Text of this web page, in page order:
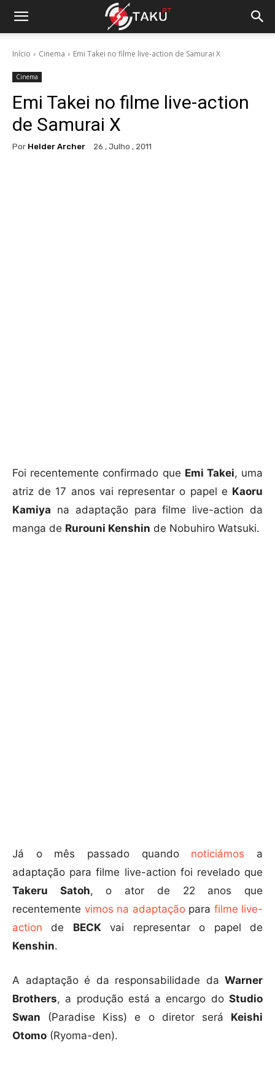
Início Cinema Emi Takei no filme live-action de Samurai X
Cinema
Emi Takei no filme live-action
de Samurai X
Por Helder Archer 26 , Julho , 2011
Foi recentemente confirmado que Emi Takei, uma
atriz de 17 anos vai representar o papel e Kaoru
Kamiya na adaptação para filme live-action da
manga de Rurouni Kenshin de Nobuhiro Watsuki.
Já o mês passado quando noticiámos a
adaptação para filme live-action foi revelado que
Takeru Satoh, o ator de 22 anos que
recentemente vimos na adaptaçãopara filme live-
action de BECKvai representar o papel de
Kenshin.
A adaptação é da responsabilidade da Warner
Brothers, a produção está a encargo do Studio
Swan (Paradise Kiss) e o diretor será Keishi
Otomo (Ryoma-den).